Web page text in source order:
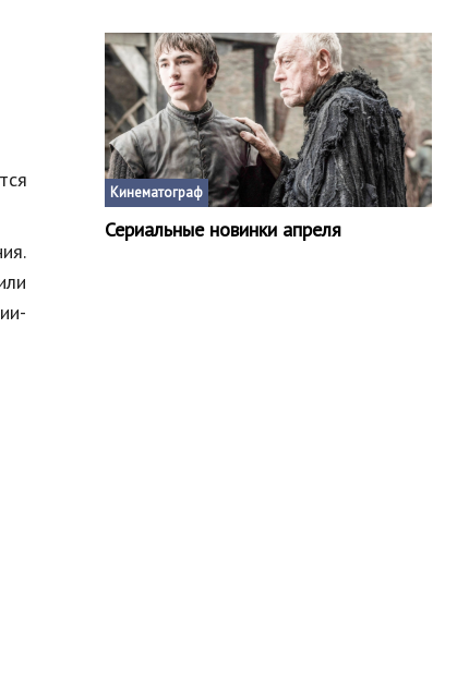
Кинематограф
Сериальные новинки апреля